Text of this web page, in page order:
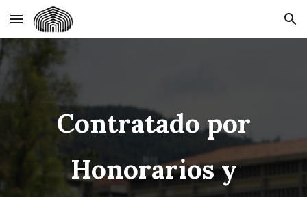
Skip to main content Skip to navigation
Contratado por
Honorarios y